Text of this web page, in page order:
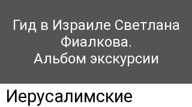
Гид в Израиле Светлана
Фиалкова.
Альбом экскурсии
Иерусалимские